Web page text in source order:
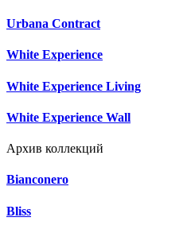
Urbana Contract
White Experience
White Experience Living
White Experience Wall
Архив коллекций
Bianconero
Bliss